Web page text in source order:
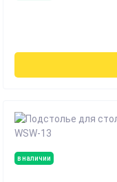
в наличии